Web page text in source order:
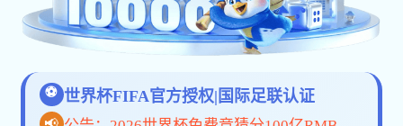
学生管理
学工动态 思政园地 心灵驿站